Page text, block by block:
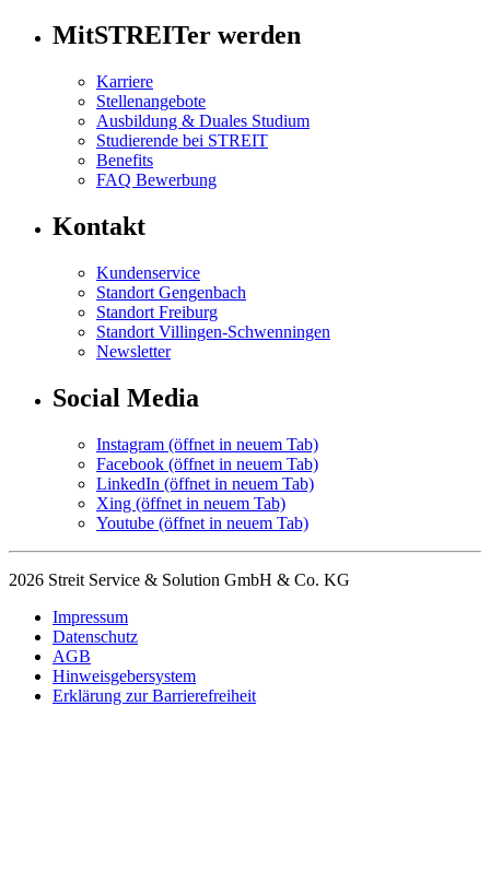
MitSTREITer werden
Karriere
Stellenangebote
Ausbildung & Duales Studium
Studierende bei STREIT
Benefits
FAQ Bewerbung
Kontakt
Kundenservice
Standort Gengenbach
Standort Freiburg
Standort Villingen-Schwenningen
Newsletter
Social Media
Instagram (öffnet in neuem Tab)
Facebook (öffnet in neuem Tab)
LinkedIn (öffnet in neuem Tab)
Xing (öffnet in neuem Tab)
Youtube (öffnet in neuem Tab)
2026 Streit Service & Solution GmbH & Co. KG
Impressum
Datenschutz
AGB
Hinweisgebersystem
Erklärung zur Barrierefreiheit